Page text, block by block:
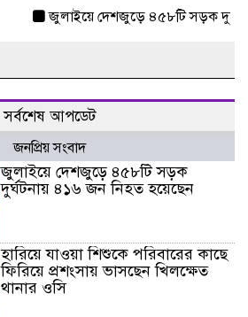
জুলাইয়ে দেশজুড়ে ৪৫৮টি সড়ক
সর্বশেষ আপডেট
জনপ্রিয় সংবাদ
জুলাইয়ে দেশজুড়ে ৪৫৮টি সড়ক
দুর্ঘটনায় ৪১৬ জন নিহত হয়েছেন
হারিয়ে যাওয়া শিশুকে পরিবারের কাছে
ফিরিয়ে প্রশংসায় ভাসছেন খিলক্ষেত
থানার ওসি